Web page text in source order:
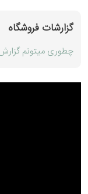
گزارشات فروشگاه
چطوری میتونم